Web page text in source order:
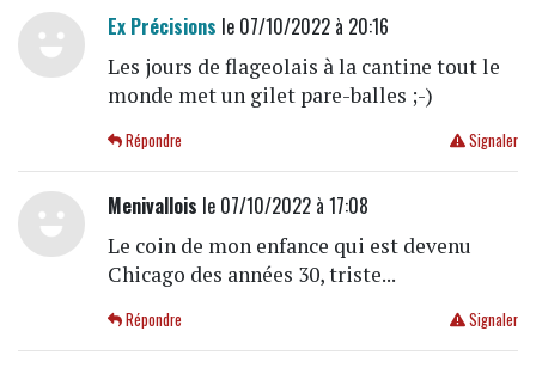
Ex Précisions le 07/10/2022 à 20:16
Les jours de flageolais à la cantine tout le
monde met un gilet pare-balles ;-)
Signaler
Répondre
Menivallois le 07/10/2022 à 17:08
Le coin de mon enfance qui est devenu
Chicago des années 30, triste...
Signaler
Répondre